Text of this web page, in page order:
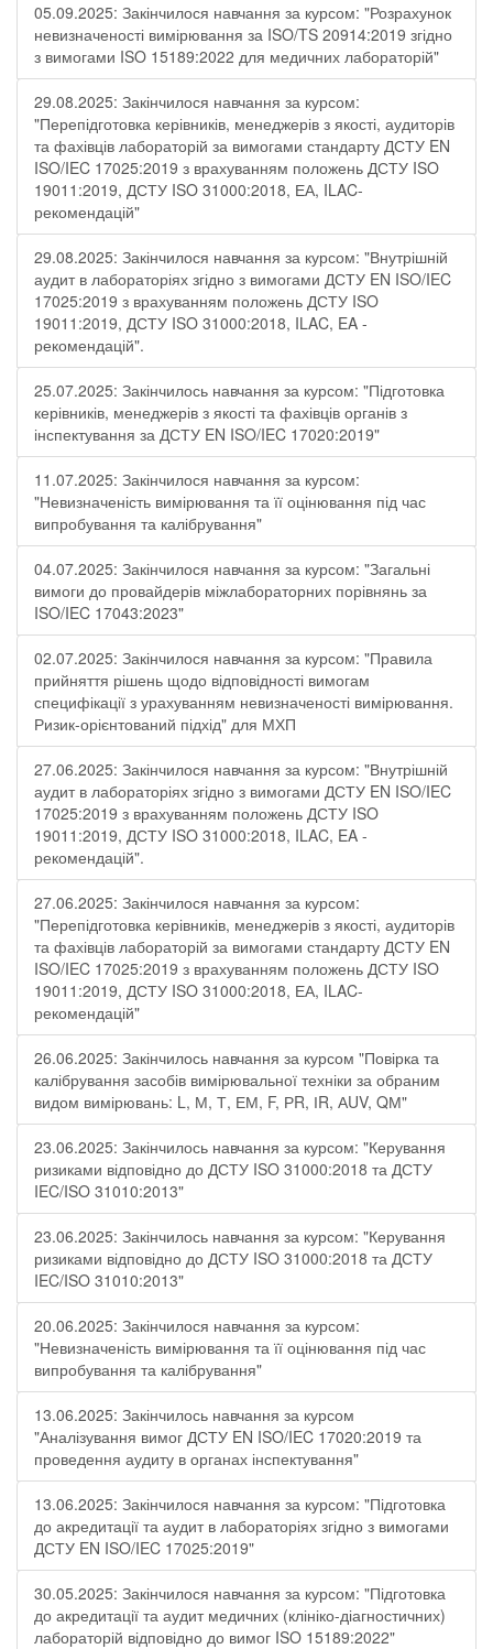
05.09.2025: Закінчилося навчання за курсом: "Розрахунок
невизначеності вимірювання за ISO/TS 20914:2019 згідно
з вимогами ISO 15189:2022 для медичних лабораторій"
29.08.2025: Закінчилося навчання за курсом:
"Перепідготовка керівників, менеджерів з якості, аудиторів
та фахівців лабораторій за вимогами стандарту ДСТУ EN
ISO/IEC 17025:2019 з врахуванням положень ДСТУ ISO
19011:2019, ДСТУ ISO 31000:2018, ЕА, ILAC-
рекомендацій"
29.08.2025: Закінчилося навчання за курсом: "Внутрішній
аудит в лабораторіях згідно з вимогами ДСТУ EN ISO/IEC
17025:2019 з врахуванням положень ДСТУ ISO
19011:2019, ДСТУ ISO 31000:2018, ILAC, EA -
рекомендацій".
25.07.2025: Закінчилось навчання за курсом: "Підготовка
керівників, менеджерів з якості та фахівців органів з
інспектування за ДСТУ EN ISO/IEC 17020:2019"
11.07.2025: Закінчилося навчання за курсом:
"Невизначеність вимірювання та її оцінювання під час
випробування та калібрування"
04.07.2025: Закінчилося навчання за курсом: "Загальні
вимоги до провайдерів міжлабораторних порівнянь за
ISO/IEC 17043:2023"
02.07.2025: Закінчилося навчання за курсом: "Правила
прийняття рішень щодо відповідності вимогам
специфікації з урахуванням невизначеності вимірювання.
Ризик-орієнтований підхід" для МХП
27.06.2025: Закінчилося навчання за курсом: "Внутрішній
аудит в лабораторіях згідно з вимогами ДСТУ EN ISO/IEC
17025:2019 з врахуванням положень ДСТУ ISO
19011:2019, ДСТУ ISO 31000:2018, ILAC, EA -
рекомендацій".
27.06.2025: Закінчилося навчання за курсом:
"Перепідготовка керівників, менеджерів з якості, аудиторів
та фахівців лабораторій за вимогами стандарту ДСТУ EN
ISO/IEC 17025:2019 з врахуванням положень ДСТУ ISO
19011:2019, ДСТУ ISO 31000:2018, ЕА, ILAC-
рекомендацій"
26.06.2025: Закінчилось навчання за курсом "Повірка та
калібрування засобів вимірювальної техніки за обраним
видом вимірювань: L, М, Т, ЕМ, F, РR, ІR, АUV, QМ"
23.06.2025: Закінчилось навчання за курсом: "Керування
ризиками відповідно до ДСТУ ISO 31000:2018 та ДСТУ
IEC/ISO 31010:2013"
23.06.2025: Закінчилось навчання за курсом: "Керування
ризиками відповідно до ДСТУ ISO 31000:2018 та ДСТУ
IEC/ISO 31010:2013"
20.06.2025: Закінчилося навчання за курсом:
"Невизначеність вимірювання та її оцінювання під час
випробування та калібрування"
13.06.2025: Закінчилось навчання за курсом
"Аналізування вимог ДСТУ EN ISO/IEC 17020:2019 та
проведення аудиту в органах інспектування"
13.06.2025: Закінчилося навчання за курсом: "Підготовка
до акредитації та аудит в лабораторіях згідно з вимогами
ДСТУ EN ISO/IEC 17025:2019"
30.05.2025: Закінчилося навчання за курсом: "Підготовка
до акредитації та аудит медичних (клініко-діагностичних)
лабораторій відповідно до вимог ISO 15189:2022"